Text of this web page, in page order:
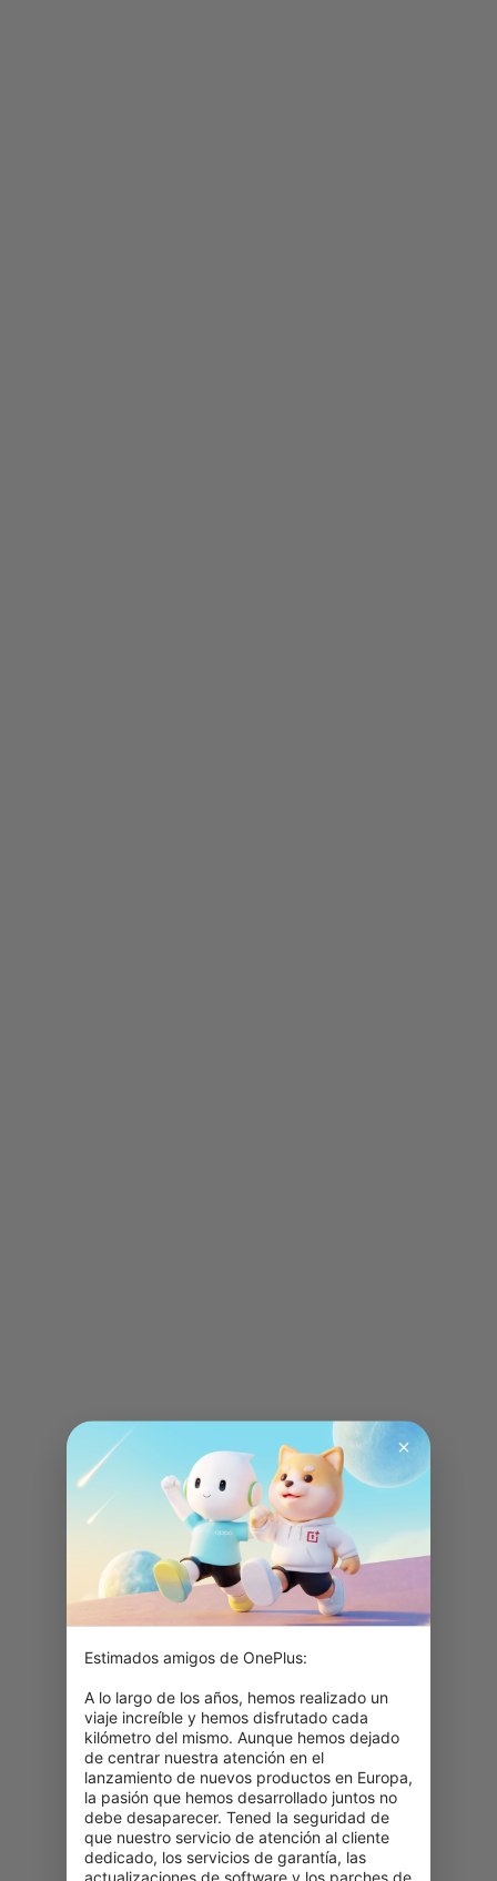
Estimados amigos de OnePlus:
A lo largo de los años, hemos realizado un
viaje increíble y hemos disfrutado cada
kilómetro del mismo. Aunque hemos dejado
de centrar nuestra atención en el
lanzamiento de nuevos productos en Europa,
la pasión que hemos desarrollado juntos no
debe desaparecer. Tened la seguridad de
que nuestro servicio de atención al cliente
dedicado, los servicios de garantía, las
actualizaciones de software y los parches de